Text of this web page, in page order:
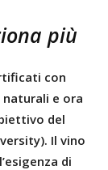
più
con
e ora
del
Il vino
di